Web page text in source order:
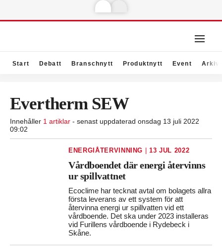
Start Debatt Branschnytt Produktnytt Event Arkiv
Evertherm SEW
Innehåller 1 artiklar - senast uppdaterad onsdag 13 juli 2022
09:02
ENERGIÅTERVINNING 13 JUL 2022
Vårdboendet där energi återvinns
ur spillvattnet
Ecoclime har tecknat avtal om bolagets allra
första leverans av ett system för att
återvinna energi ur spillvatten vid ett
vårdboende. Det ska under 2023 installeras
vid Furillens vårdboende i Rydebeck i
Skåne.